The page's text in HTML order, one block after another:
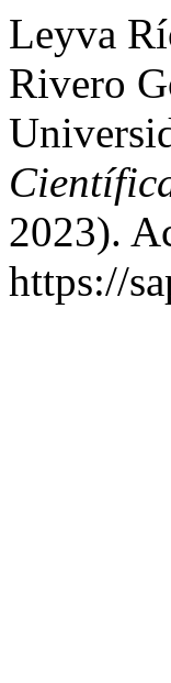
Leyva
Rivero
2023).
https://